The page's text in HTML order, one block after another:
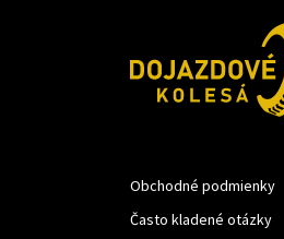
Obchodné podmienky
Často kladené otázky